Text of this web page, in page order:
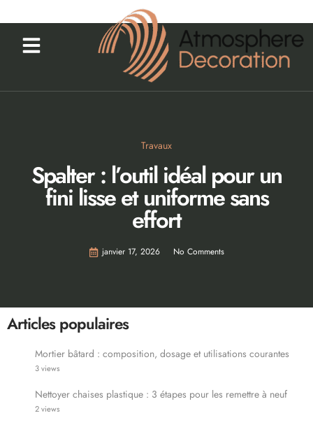
Travaux
Spalter : l’outil idéal pour un
fini lisse et uniforme sans
effort
janvier 17, 2026 No Comments
Articles populaires
Mortier bâtard : composition, dosage et utilisations courantes
3 views
Nettoyer chaises plastique : 3 étapes pour les remettre à neuf
2 views